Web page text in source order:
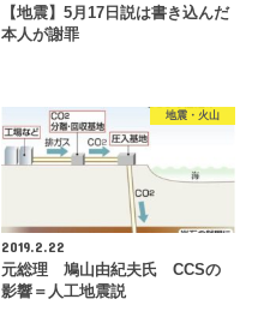
【地震】5月17日説は書き込んだ
本人が謝罪
地震・火山
2019.2.22
元総理 鳩山由紀夫氏 CCSの
影響＝人工地震説